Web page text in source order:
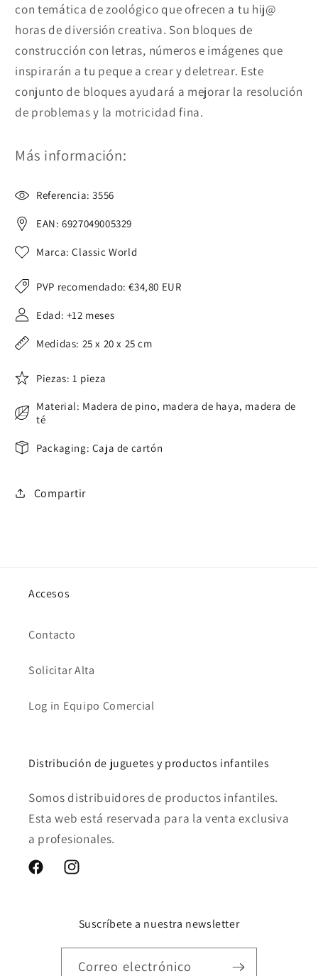
con temática de zoológico que ofrecen a tu hij@
horas de diversión creativa. Son bloques de
construcción con letras, números e imágenes que
inspirarán a tu peque a crear y deletrear. Este
conjunto de bloques ayudará a mejorar la resolución
de problemas y la motricidad fina.
Más información:
Referencia: 3556
EAN: 6927049005329
Marca: Classic World
PVP recomendado:€34,80 EUR
Edad: +12 meses
Medidas: 25 x 20 x 25 cm
Piezas: 1 pieza
Material: Madera de pino, madera de haya, madera de
té
Packaging: Caja de cartón
Compartir
Accesos
Contacto
Solicitar Alta
Log in Equipo Comercial
Distribución de juguetes y productos infantiles
Somos distribuidores de productos infantiles.
Esta web está reservada para la venta exclusiva
a profesionales.
FacebookInstagram
Suscríbete a nuestra newsletter
Correo electrónico